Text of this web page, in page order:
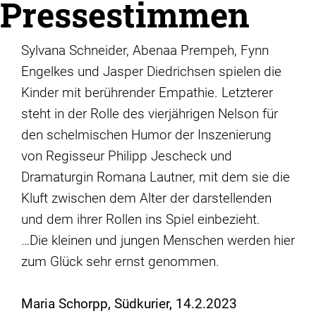
Pressestimmen
Sylvana Schneider, Abenaa Prempeh, Fynn
Engelkes und Jasper Diedrichsen spielen die
Kinder mit berührender Empathie. Letzterer
steht in der Rolle des vierjährigen Nelson für
den schelmischen Humor der Inszenierung
von Regisseur Philipp Jescheck und
Dramaturgin Romana Lautner, mit dem sie die
Kluft zwischen dem Alter der darstellenden
und dem ihrer Rollen ins Spiel einbezieht.
…Die kleinen und jungen Menschen werden hier
zum Glück sehr ernst genommen.
Maria Schorpp, Südkurier, 14.2.2023